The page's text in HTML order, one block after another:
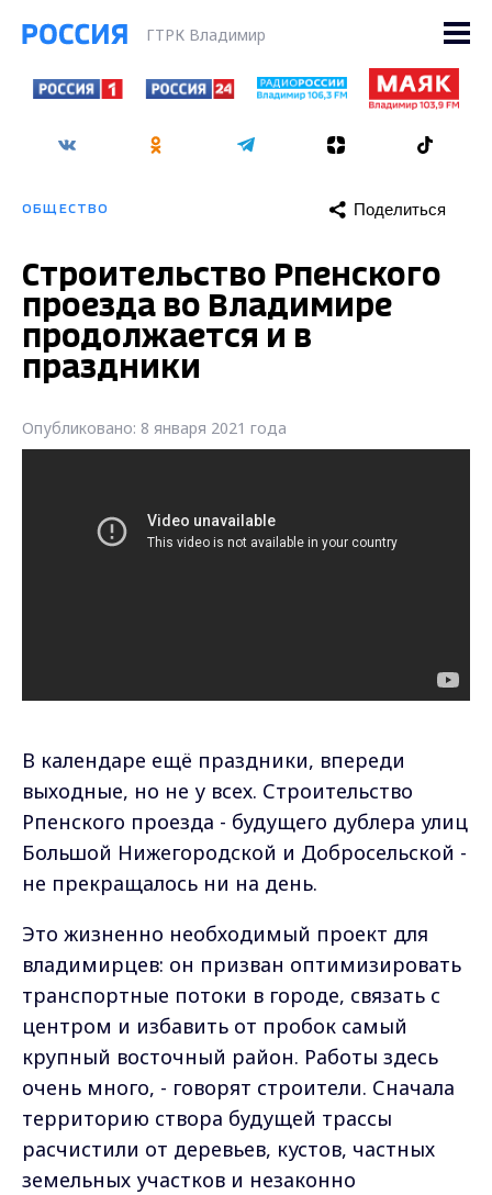
ГТРК Владимир
ОБЩЕСТВО Поделиться
Строительство Рпенского
проезда во Владимире
продолжается и в
праздники
Опубликовано: 8 января 2021 года
В календаре ещё праздники, впереди
выходные, но не у всех. Строительство
Рпенского проезда - будущего дублера улиц
Большой Нижегородской и Добросельской -
не прекращалось ни на день.
Это жизненно необходимый проект для
владимирцев: он призван оптимизировать
транспортные потоки в городе, связать с
центром и избавить от пробок самый
крупный восточный район. Работы здесь
очень много, - говорят строители. Сначала
территорию створа будущей трассы
расчистили от деревьев, кустов, частных
земельных участков и незаконно